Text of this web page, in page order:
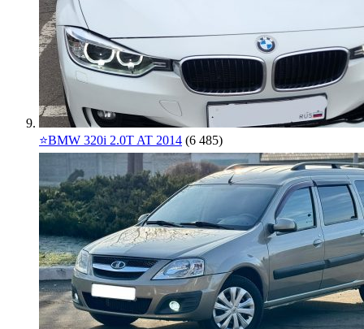
⭐️BMW 320i 2.0T AT 2014 (6 485)